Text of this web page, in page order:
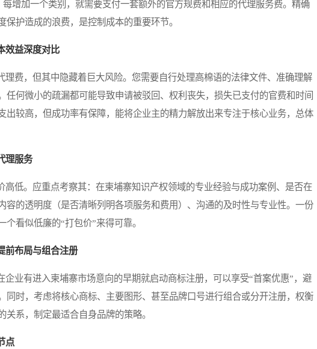
增加一个类别，就需要支付一套额外的官方规费和相应的代理服务费。精确
护造成的浪费，是控制成本的重要环节。
效益深度对比
费，但其中隐藏着巨大风险。您需要自行处理高棉语的法律文件、准确理解
任何微小的疏漏都可能导致申请被驳回、权利丧失，损失已支付的官费和时间
出较高，但成功率有保障，能将企业主的精力解放出来专注于核心业务，总体
理服务
低。应重点考察其：在柬埔寨知识产权领域的专业经验与成功案例、是否在
容的透明度（是否清晰列明各项服务和费用）、沟通的及时性与专业性。一份
看似低廉的“打包价”来得可靠。
前布局与组合注册
业有进入柬埔寨市场意向的早期就启动商标注册，可以享受“首案优惠”，避
同时，考虑将核心商标、主要图形、甚至品牌口号进行组合或分开注册，权衡
系，制定最适合自身品牌的策略。
点